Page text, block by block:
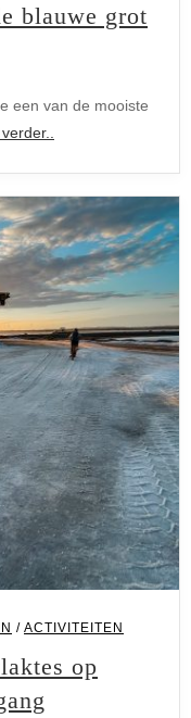
blauwe grot
een van de mooiste
/ ACTIVITEITEN
op